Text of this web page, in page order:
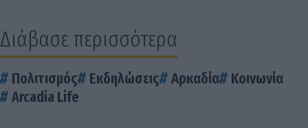
Διάβασε περισσότερα
Πολιτισμός Εκδηλώσεις Αρκαδία
Κοινωνία
Arcadia Life